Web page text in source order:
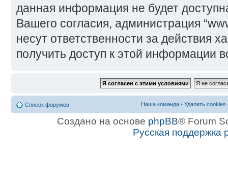
данная информация не будет
Вашего согласия, администрация
несут ответственности за действия
получить доступ к этой информации
Список форумов Наша команда • Удалить
Создано на основе phpBB® Forum
Русская поддержка